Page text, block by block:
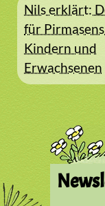
Nils erklärt:
für
Kindern und
Erwachsenen